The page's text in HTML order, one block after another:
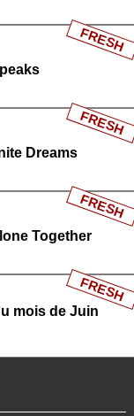
FRESH
Dreams
FRESH
Together
FRESH
mois de Juin
FRESH